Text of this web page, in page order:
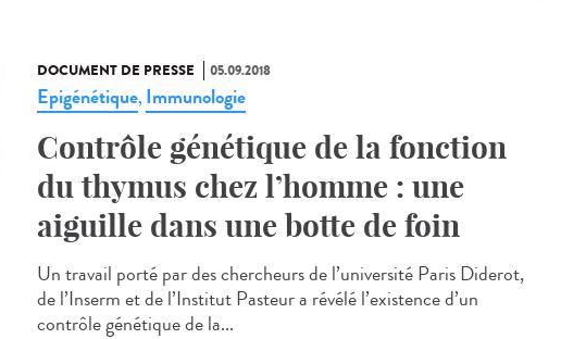
DOCUMENT DE PRESSE 05.09.2018
Epigénétique, Immunologie
Contrôle génétique de la fonction
du thymus chez l’homme : une
aiguille dans une botte de foin
Un travail porté par des chercheurs de l’université Paris Diderot,
de l’Inserm et de l’Institut Pasteur a révélé l’existence d’un
contrôle génétique de la...